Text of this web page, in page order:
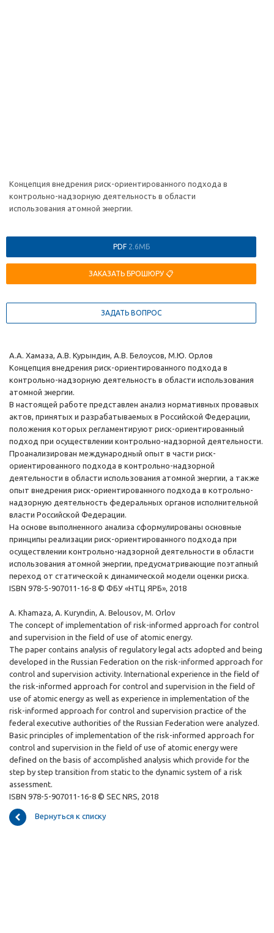
Концепция внедрения риск-ориентированного подхода в
контрольно-надзорную деятельность в области
использования атомной энергии.
PDF 2.6МБ
ЗАКАЗАТЬ БРОШЮРУ 📋
ЗАДАТЬ ВОПРОС
А.А. Хамаза, А.В. Курындин, А.В. Белоусов, М.Ю. Орлов
Концепция внедрения риск-ориентированного подхода в
контрольно-надзорную деятельность в области использования
атомной энергии.
В настоящей работе представлен анализ нормативных провавых
актов, принятых и разрабатываемых в Российской Федерации,
положения которых регламентируют риск-ориентированный
подход при осуществлении контрольно-надзорной деятельности.
Проанализирован международный опыт в части риск-
ориентированного подхода в контрольно-надзорной
деятельности в области использования атомной энергии, а также
опыт внедрения риск-ориентированного подхода в котрольно-
надзорную деятельность федеральных органов исполнительной
власти Российской Федерации.
На основе выполненного анализа сформулированы основные
принципы реализации риск-ориентированного подхода при
осуществлении контрольно-надзорной деятельности в области
использования атомной энергии, предусматривающие поэтапный
переход от статической к динамической модели оценки риска.
ISBN 978-5-907011-16-8 © ФБУ «НТЦ ЯРБ», 2018
A. Khamaza, A. Kuryndin, A. Belousov, M. Orlov
The concept of implementation of risk-informed approach for control
and supervision in the field of use of atomic energy.
The paper contains analysis of regulatory legal acts adopted and being
developed in the Russian Federation on the risk-informed approach for
control and supervision activity. International experience in the field of
the risk-informed approach for control and supervision in the field of
use of atomic energy as well as experience in implementation of the
risk-informed approach for control and supervision practice of the
federal executive authorities of the Russian Federation were analyzed.
Basic principles of implementation of the risk-informed approach for
control and supervision in the field of use of atomic energy were
defined on the basis of accomplished analysis which provide for the
step by step transition from static to the dynamic system of a risk
assessment.
ISBN 978-5-907011-16-8 © SEC NRS, 2018
Вернуться к списку